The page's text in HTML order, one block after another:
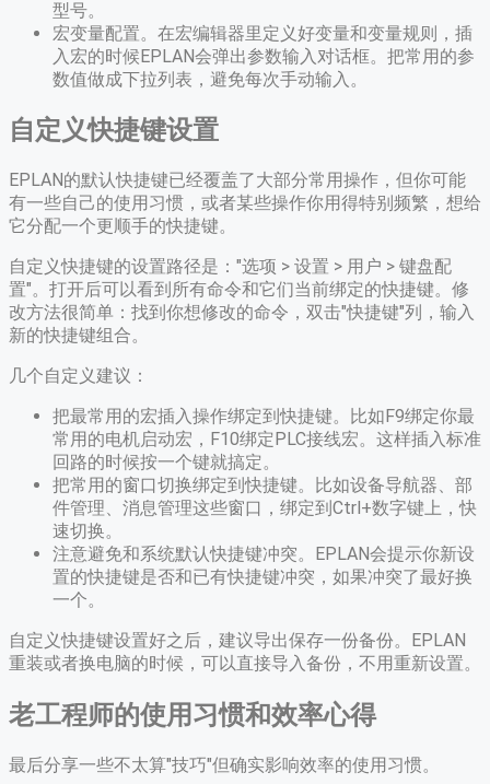
型号。
宏变量配置。在宏编辑器里定义好变量和变量规则，插
入宏的时候EPLAN会弹出参数输入对话框。把常用的参
数值做成下拉列表，避免每次手动输入。
自定义快捷键设置
EPLAN的默认快捷键已经覆盖了大部分常用操作，但你可能
有一些自己的使用习惯，或者某些操作你用得特别频繁，想给
它分配一个更顺手的快捷键。
自定义快捷键的设置路径是："选项 > 设置 > 用户 > 键盘配
置"。打开后可以看到所有命令和它们当前绑定的快捷键。修
改方法很简单：找到你想修改的命令，双击"快捷键"列，输入
新的快捷键组合。
几个自定义建议：
把最常用的宏插入操作绑定到快捷键。比如F9绑定你最
常用的电机启动宏，F10绑定PLC接线宏。这样插入标准
回路的时候按一个键就搞定。
把常用的窗口切换绑定到快捷键。比如设备导航器、部
件管理、消息管理这些窗口，绑定到Ctrl+数字键上，快
速切换。
注意避免和系统默认快捷键冲突。EPLAN会提示你新设
置的快捷键是否和已有快捷键冲突，如果冲突了最好换
一个。
自定义快捷键设置好之后，建议导出保存一份备份。EPLAN
重装或者换电脑的时候，可以直接导入备份，不用重新设置。
老工程师的使用习惯和效率心得
最后分享一些不太算"技巧"但确实影响效率的使用习惯。